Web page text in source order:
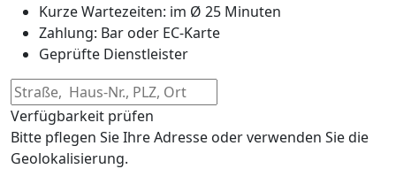
Kurze Wartezeiten: im Ø 25 Minuten
Zahlung: Bar oder EC-Karte
Geprüfte Dienstleister
Verfügbarkeit prüfen
Bitte pflegen Sie Ihre Adresse oder verwenden Sie die
Geolokalisierung.